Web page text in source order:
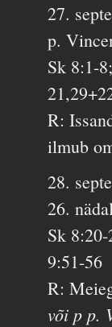
27.
p.
Sk 8:1-
R:
ilmub
28.
26.
Sk
9:51-56
R:
või p p.